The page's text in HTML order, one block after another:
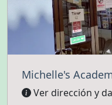
Michelle's
Ver dirección y